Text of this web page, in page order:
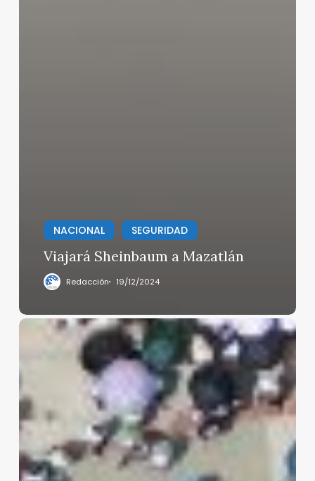
NACIONAL SEGURIDAD
Viajará Sheinbaum a Mazatlán
Redacción 19/12/2024
Alessandra
la
Vega
apenas
convocó
1%